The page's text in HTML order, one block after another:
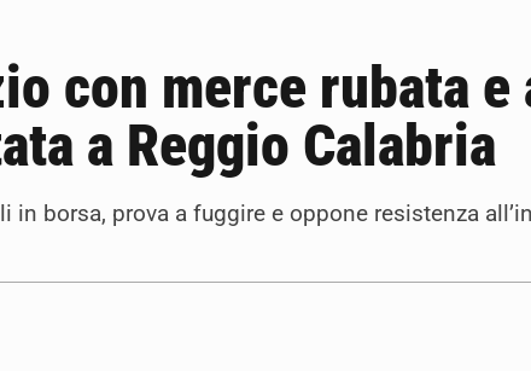
con merce rubata
a Reggio Calabria
borsa, prova a fuggire e oppone resistenza